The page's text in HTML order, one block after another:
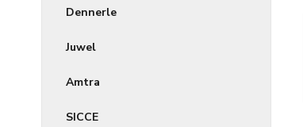
Dennerle
Juwel
Amtra
SICCE